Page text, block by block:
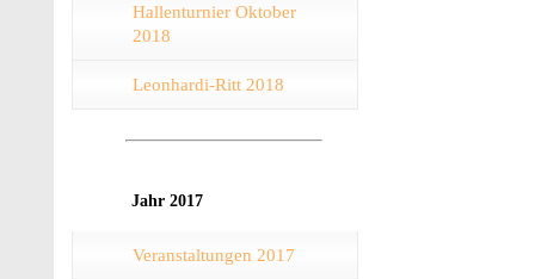
Hallenturnier Oktober
2018
Leonhardi-Ritt 2018
Jahr 2017
Veranstaltungen 2017